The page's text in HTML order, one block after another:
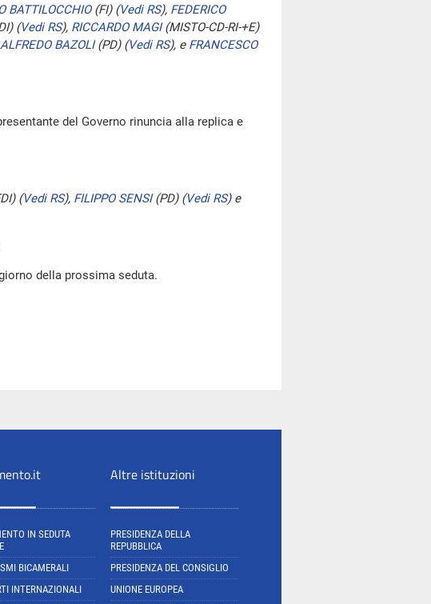
BATTILOCCHIO(FI) (Vedi RS), FEDERICO
(Vedi RS), RICCARDO MAGI(MISTO-CD-RI-+E)
ALFREDO BAZOLI(PD) (Vedi RS), e FRANCESCO
del Governo rinuncia alla replica e
(Vedi RS), FILIPPO SENSI(PD) (Vedi RS)e
della prossima seduta.
IN SEDUTA
BICAMERALI
INTERNAZIONALI
Altre istituzioni
PRESIDENZA DELLA
REPUBBLICA
PRESIDENZA DEL CONSIGLIO
UNIONE EUROPEA